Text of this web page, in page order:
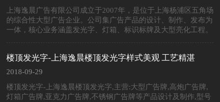
上海逸晨广告有限公司成立于2007年，是位于上海杨浦区五角场
的综合性大型广告企业。公司集广告产品的设计、制作、发布为
一体，核心业务涵盖发光字、灯箱、标识标牌及大型亮化工程。
楼顶发光字-上海逸晨楼顶发光字样式美观 工艺精湛
2018-09-29
楼顶发光字-上海逸晨楼顶发光字,主营:大型广告牌,高炮广告牌,
灯箱广告牌,亚克力广告牌,不锈钢广告牌等产品设计及制作,型号